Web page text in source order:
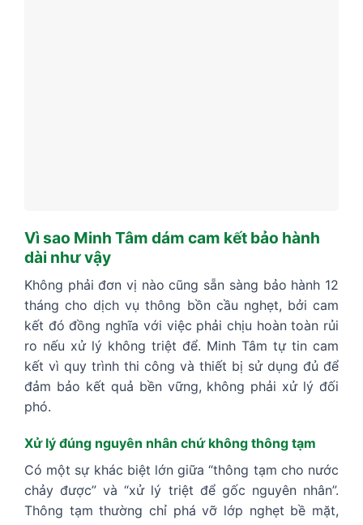
Vì sao Minh Tâm dám cam kết bảo hành
dài như vậy
Không phải đơn vị nào cũng sẵn sàng bảo hành 12
tháng cho dịch vụ thông bồn cầu nghẹt, bởi cam
kết đó đồng nghĩa với việc phải chịu hoàn toàn rủi
ro nếu xử lý không triệt để. Minh Tâm tự tin cam
kết vì quy trình thi công và thiết bị sử dụng đủ để
đảm bảo kết quả bền vững, không phải xử lý đối
phó.
Xử lý đúng nguyên nhân chứ không thông tạm
Có một sự khác biệt lớn giữa “thông tạm cho nước
chảy được” và “xử lý triệt để gốc nguyên nhân”.
Thông tạm thường chỉ phá vỡ lớp nghẹt bề mặt,